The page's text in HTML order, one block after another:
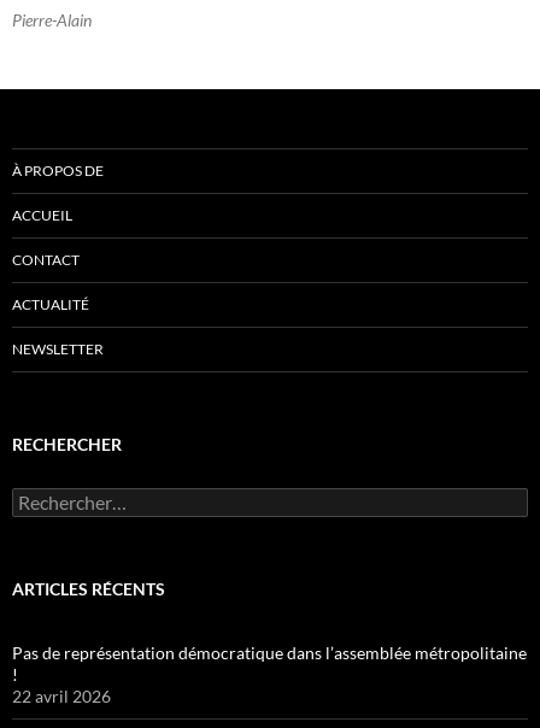
Pierre-Alain
À PROPOS DE
ACCUEIL
CONTACT
ACTUALITÉ
NEWSLETTER
RECHERCHER
Rechercher :
ARTICLES RÉCENTS
Pas de représentation démocratique dans l’assemblée métropolitaine
!
22 avril 2026